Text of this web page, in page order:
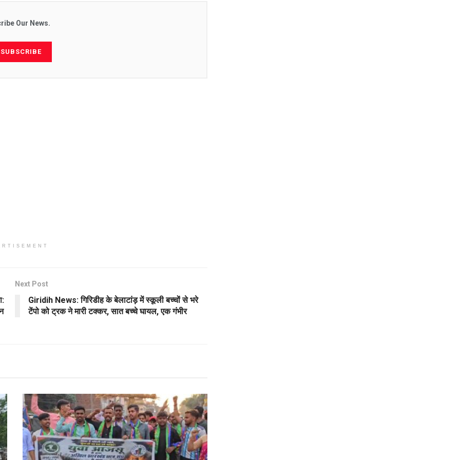
Our News.
SUBSCRIBE
Next Post
Giridih News: गिरिडीह के बेलाटांड़ में स्कूली बच्चों से भरे
टेंपो को ट्रक ने मारी टक्कर, सात बच्चे घायल, एक गंभीर